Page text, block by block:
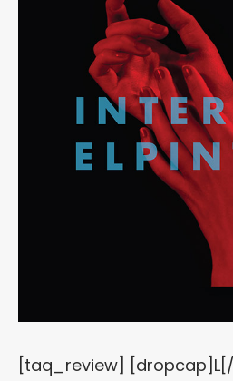
[taq_review]